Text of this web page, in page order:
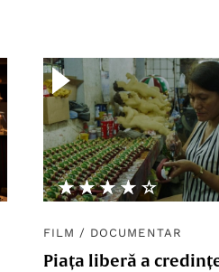
★★★★★
☆☆☆☆☆
FILM / DOCUMENTAR
Piața liberă a